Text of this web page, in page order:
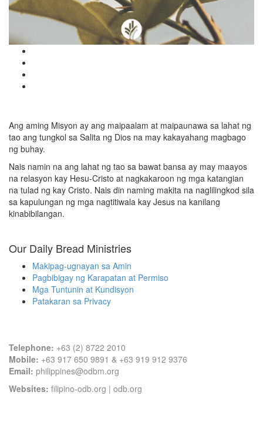
Ang aming Misyon ay ang maipaalam at maipaunawa sa lahat ng
tao ang tungkol sa Salita ng Dios na may kakayahang magbago
ng buhay.
Nais namin na ang lahat ng tao sa bawat bansa ay may maayos
na relasyon kay Hesu-Cristo at nagkakaroon ng mga katangian
na tulad ng kay Cristo. Nais din naming makita na naglilingkod sila
sa kapulungan ng mga nagtitiwala kay Jesus na kanilang
kinabibilangan.
Our Daily Bread Ministries
Makipag-ugnayan sa Amin
Pagbibigay ng Karapatan at Permiso
Mga Tuntunin at Kundisyon
Patakaran sa Privacy
Telephone: +63 (2) 8722 2010
Mobile: +63 917 650 9891 & +63 919 912 9376
Email: philippines@odbm.org
Websites: filipino-odb.org | odb.org